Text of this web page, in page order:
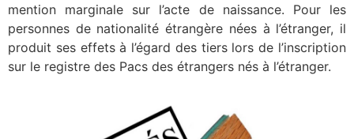
mention marginale sur l’acte de naissance. Pour les
personnes de nationalité étrangère nées à l’étranger, il
produit ses effets à l’égard des tiers lors de l’inscription
sur le registre des Pacs des étrangers nés à l’étranger.